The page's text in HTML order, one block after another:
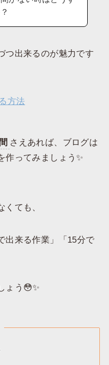
つ出来るのが魅力です
方法
さえあれば、ブログは
作ってみましょう✨
くても、
出来る作業」「15分で
ょう😳✨